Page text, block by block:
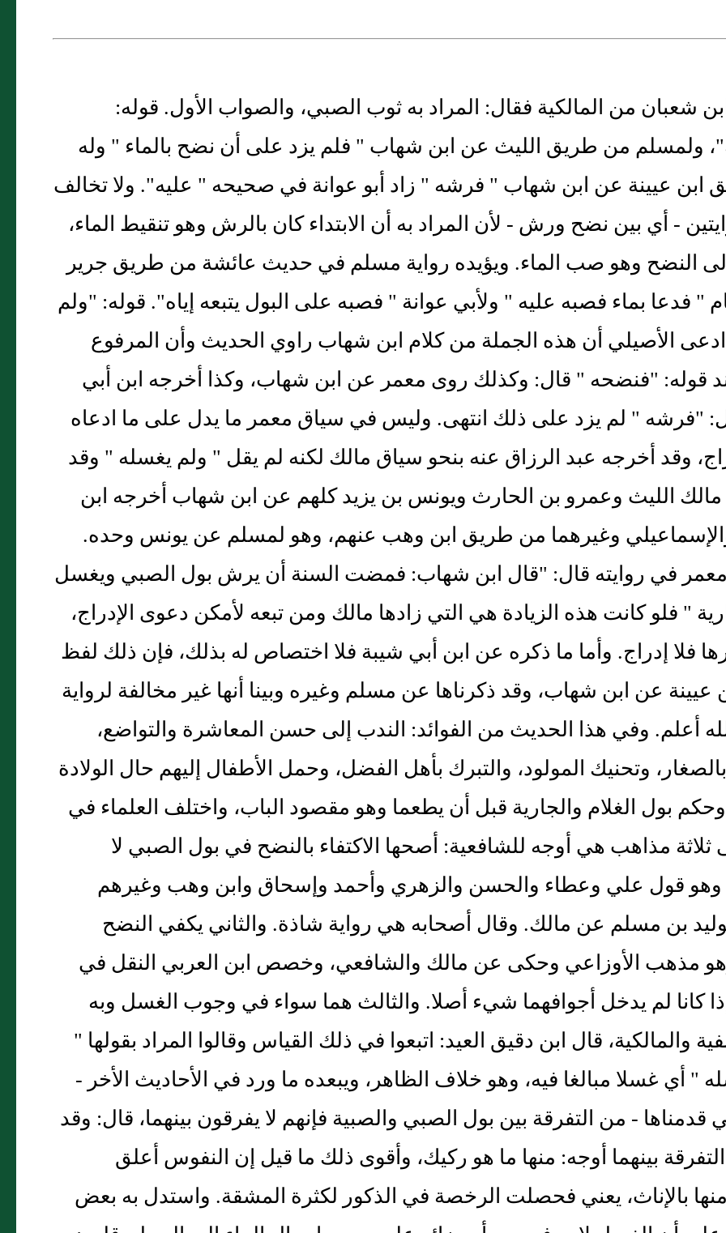
شعبان من المالكية فقال: المراد به ثوب الصبي، والصواب الأول. قوله:
ولمسلم من طريق الليث عن ابن شهاب " فلم يزد على أن نضح بالماء " وله
ابن عيينة عن ابن شهاب " فرشه " زاد أبو عوانة في صحيحه " عليه". ولا تخالف
- أي بين نضح ورش - لأن المراد به أن الابتداء كان بالرش وهو تنقيط الماء،
النضح وهو صب الماء. ويؤيده رواية مسلم في حديث عائشة من طريق جرير
فدعا بماء فصبه عليه " ولأبي عوانة " فصبه على البول يتبعه إياه". قوله: "ولم
الأصيلي أن هذه الجملة من كلام ابن شهاب راوي الحديث وأن المرفوع
قوله: "فنضحه " قال: وكذلك روى معمر عن ابن شهاب، وكذا أخرجه ابن أبي
"فرشه " لم يزد على ذلك انتهى. وليس في سياق معمر ما يدل على ما ادعاه
وقد أخرجه عبد الرزاق عنه بنحو سياق مالك لكنه لم يقل " ولم يغسله " وقد
مالك الليث وعمرو بن الحارث ويونس بن يزيد كلهم عن ابن شهاب أخرجه ابن
وغيرهما من طريق ابن وهب عنهم، وهو لمسلم عن يونس وحده.
معمر في روايته قال: "قال ابن شهاب: فمضت السنة أن يرش بول الصبي ويغسل
" فلو كانت هذه الزيادة هي التي زادها مالك ومن تبعه لأمكن دعوى الإدراج،
فلا إدراج. وأما ما ذكره عن ابن أبي شيبة فلا اختصاص له بذلك، فإن ذلك لفظ
عيينة عن ابن شهاب، وقد ذكرناها عن مسلم وغيره وبينا أنها غير مخالفة لرواية
أعلم. وفي هذا الحديث من الفوائد: الندب إلى حسن المعاشرة والتواضع،
وتحنيك المولود، والتبرك بأهل الفضل، وحمل الأطفال إليهم حال الولادة
بول الغلام والجارية قبل أن يطعما وهو مقصود الباب، واختلف العلماء في
مذاهب هي أوجه للشافعية: أصحها الاكتفاء بالنضح في بول الصبي لا
وهو قول علي وعطاء والحسن والزهري وأحمد وإسحاق وابن وهب وغيرهم
بن مسلم عن مالك. وقال أصحابه هي رواية شاذة. والثاني يكفي النضح
مذهب الأوزاعي وحكى عن مالك والشافعي، وخصص ابن العربي النقل في
كانا لم يدخل أجوافهما شيء أصلا. والثالث هما سواء في وجوب الغسل وبه
والمالكية، قال ابن دقيق العيد: اتبعوا في ذلك القياس وقالوا المراد بقولها "
" أي غسلا مبالغا فيه، وهو خلاف الظاهر، ويبعده ما ورد في الأحاديث الأخر -
قدمناها - من التفرقة بين بول الصبي والصبية فإنهم لا يفرقون بينهما، قال: وقد
بينهما أوجه: منها ما هو ركيك، وأقوى ذلك ما قيل إن النفوس أعلق
منها بالإناث، يعني فحصلت الرخصة في الذكور لكثرة المشقة. واستدل به بعض